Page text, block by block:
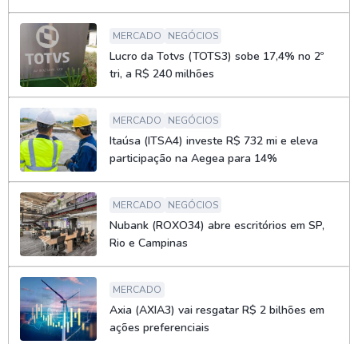
MERCADO NEGÓCIOS
Lucro da Totvs (TOTS3) sobe 17,4% no 2º
tri, a R$ 240 milhões
MERCADO NEGÓCIOS
Itaúsa (ITSA4) investe R$ 732 mi e eleva
participação na Aegea para 14%
MERCADO NEGÓCIOS
Nubank (ROXO34) abre escritórios em SP,
Rio e Campinas
MERCADO
Axia (AXIA3) vai resgatar R$ 2 bilhões em
ações preferenciais